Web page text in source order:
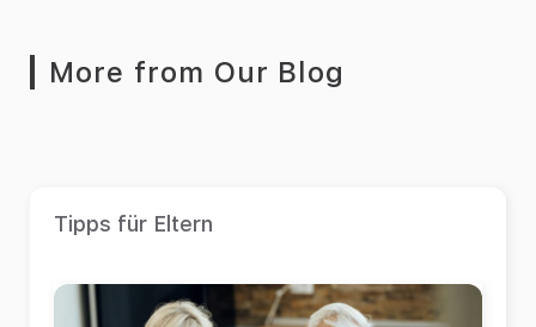
More from Our Blog
Tipps für Eltern